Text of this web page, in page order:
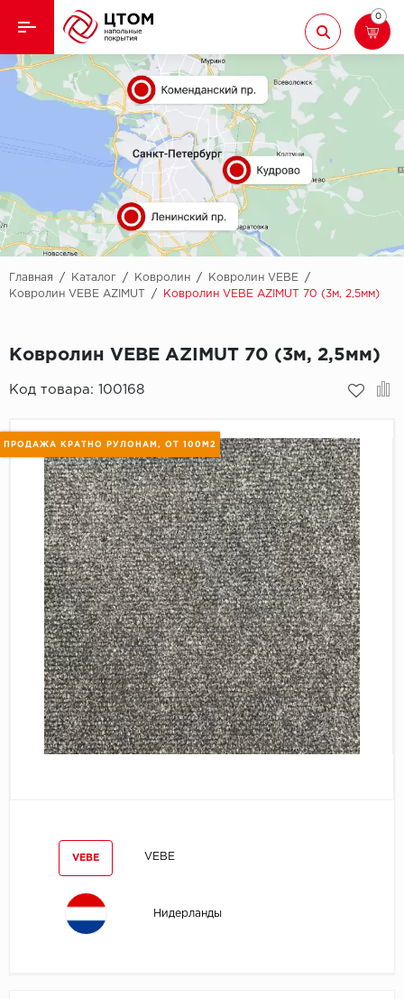
Назад
Кварцвиниловая плитка
Назад
Aberhof
Adelar
Alfa
AllureFloor
Alpine floor
Arbiton
Berry Alloc
Bohofloor
Bonkeel
Classen
CorkArt Vinyl
CronaFloor
Damy Floor
Decoria
Dolce Flooring
Ламинат
Ковролин
Линолеум
Паркет
Плинтус
Подложка
0
Главная / Каталог / Ковролин / Ковролин VEBE
/
Ковролин VEBE AZIMUT
/ Ковролин VEBE AZIMUT 70 (3м, 2,5мм)
Ковролин VEBE AZIMUT 70 (3м, 2,5мм)
Код товара: 100168
ПРОДАЖА КРАТНО РУЛОНАМ, ОТ 100М2
VEBE VEBE
Нидерланды